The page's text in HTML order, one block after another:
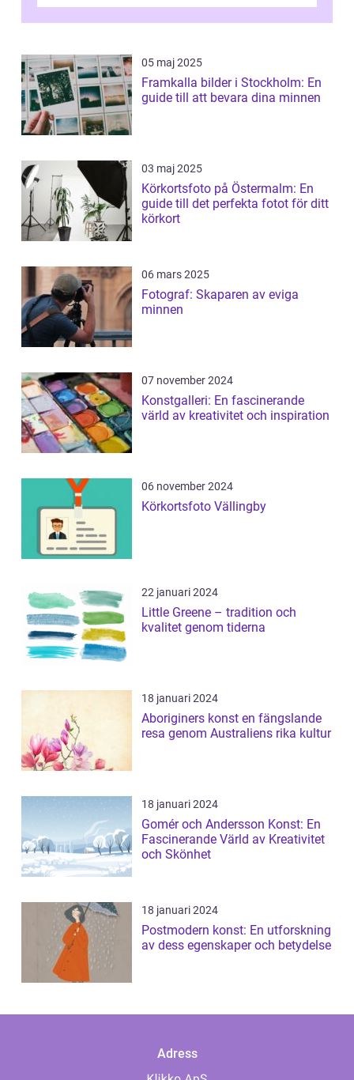
05 maj 2025
Framkalla bilder i Stockholm: En
guide till att bevara dina minnen
03 maj 2025
Körkortsfoto på Östermalm: En
guide till det perfekta fotot för ditt
körkort
06 mars 2025
Fotograf: Skaparen av eviga
minnen
07 november 2024
Konstgalleri: En fascinerande
värld av kreativitet och inspiration
06 november 2024
Körkortsfoto Vällingby
22 januari 2024
Little Greene – tradition och
kvalitet genom tiderna
18 januari 2024
Aboriginers konst en fängslande
resa genom Australiens rika kultur
18 januari 2024
Gomér och Andersson Konst: En
Fascinerande Värld av Kreativitet
och Skönhet
18 januari 2024
Postmodern konst: En utforskning
av dess egenskaper och betydelse
Adress